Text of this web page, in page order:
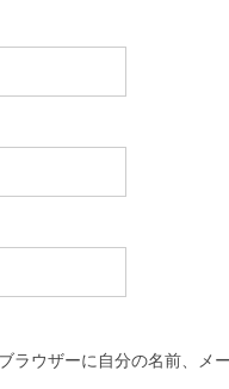
ラウザーに自分の名前、メ